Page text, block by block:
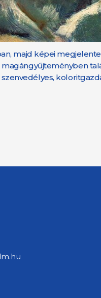
majd képei